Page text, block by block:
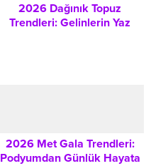
2026 Dağınık Topuz
Trendleri: Gelinlerin Yaz
2026 Met Gala Trendleri:
Podyumdan Günlük Hayata